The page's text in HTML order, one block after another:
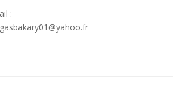
: